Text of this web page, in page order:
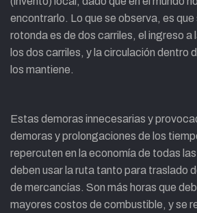
encontrarlo. Lo que se observa, es que
rotonda es de dos carriles, el ingreso a
los dos carriles, y la circulación dentro
los mantiene.
Estas demoras innecesarias y
demoras y prolongaciones de los
repercuten en la economía de todas
deben usar la ruta tanto para traslado
de mercancías. Son más horas que
mayores costos de combustible, y se